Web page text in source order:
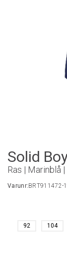
Solid
Ras | Marinblå
Varunr:BRT911472-
92 104